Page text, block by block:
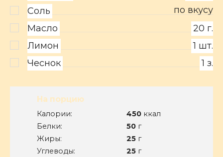
Соль
по вкусу
Масло
20 г.
Лимон
1 шт.
Чеснок
1 з.
На порцию
Калории: 450 ккал
Белки:
50 г
Жиры:
25 г
Углеводы:
25 г